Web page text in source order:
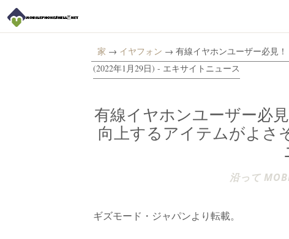
家 → イヤフォン → 有線イヤホンユーザー必見
(2022年1月29日) - エキサイトニュース
有線イヤホンユーザー必
向上するアイテムがよさ
沿って
ギズモード・ジャパンより転載。